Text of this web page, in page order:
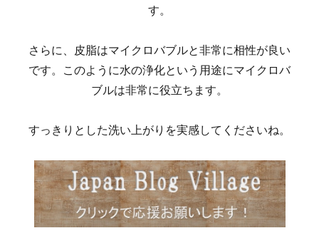
す。
さらに、皮脂はマイクロバブルと非常に相性が良い
です。このように水の浄化という用途にマイクロバ
ブルは非常に役立ちます。
すっきりとした洗い上がりを実感してくださいね。